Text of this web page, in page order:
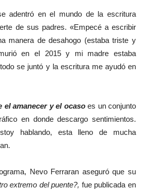
adentró en el mundo de la escritura
de sus padres. «Empecé a escribir
manera de desahogo (estaba triste y
en el 2015 y mi madre estaba
se juntó y la escritura me ayudó en
el amanecer y el ocasoes un conjunto
en donde descargo sentimientos.
hablando, esta lleno de mucha
Nevo Ferraran aseguró que su
extremo del puente?, fue publicada en